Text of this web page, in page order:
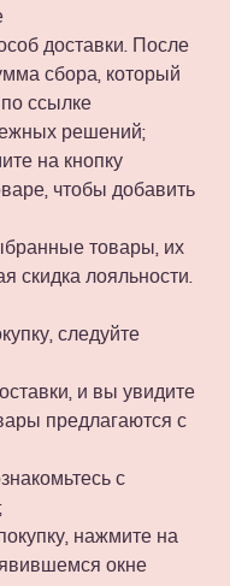
доставки. После
сбора, который
ссылке
решений;
на кнопку
чтобы добавить
товары, их
скидка лояльности.
следуйте
и вы увидите
предлагаются с
с
нажмите на
окне